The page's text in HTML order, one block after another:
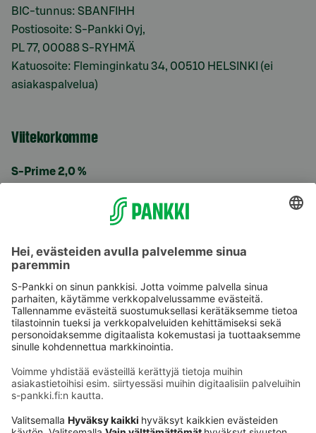
BIC-tunnus: SBANFIHH
Postiosoite: S-Pankki Oyj,
PL 77, 00088 S-RYHMÄ
Katuosoite: Fleminginkatu 34, 00510 HELSINKI (ei
asiakaspalvelua)
Viitekorkomme
S-Prime 2,0 %
Käyttöehdot
Saavutettavuusseloste
Evästeet